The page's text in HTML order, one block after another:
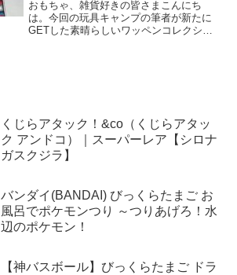
おもちゃ、雑貨好きの皆さまこんにち
は。今回の玩具キャンプの筆者が新たに
GETした素晴らしいワッペンコレクショ
くじらアタック！&co（くじらアタッ
ク アンドコ）｜スーパーレア【シロナ
ガスクジラ】
バンダイ(BANDAI) びっくらたまご お
風呂でポケモンつり ～つりあげろ！水
辺のポケモン！
【神バスボール】びっくらたまご ドラ